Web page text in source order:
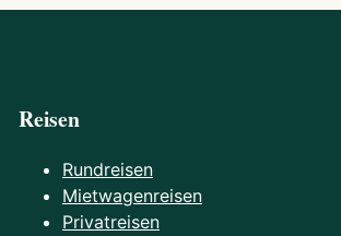
Reisen
Rundreisen
Mietwagenreisen
Privatreisen